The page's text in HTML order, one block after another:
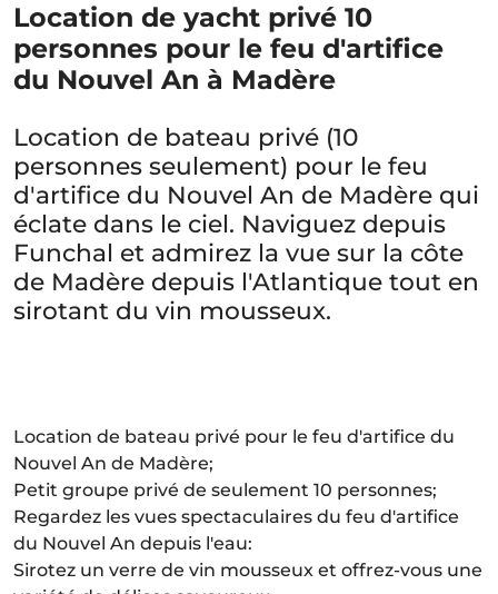
Location de yacht privé 10
personnes pour le feu d'artifice
du Nouvel An à Madère
Location de bateau privé (10
personnes seulement) pour le feu
d'artifice du Nouvel An de Madère qui
éclate dans le ciel. Naviguez depuis
Funchal et admirez la vue sur la côte
de Madère depuis l'Atlantique tout en
sirotant du vin mousseux.
Location de bateau privé pour le feu d'artifice du
Nouvel An de Madère;
Petit groupe privé de seulement 10 personnes;
Regardez les vues spectaculaires du feu d'artifice
du Nouvel An depuis l'eau:
Sirotez un verre de vin mousseux et offrez-vous une